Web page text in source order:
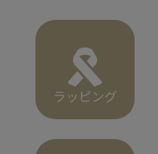
ラッピング